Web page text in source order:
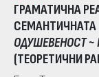
ГРАМАТИЧНА
ОДУШЕВЕНОСТ
(ТЕОРЕТИЧНИ